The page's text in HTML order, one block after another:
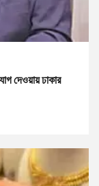
দেওয়ায় ঢাকার